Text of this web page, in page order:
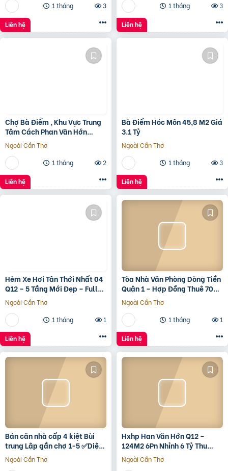
1 tháng
3
Liên hệ
1 tháng
3
Liên hệ
Chợ Bà Điểm , Khu Vực Trung
Tâm Cách Phan Văn Hớn
100m
Ngoài Cần Thơ
1 tháng
2
Liên hệ
Bà Điểm Hóc Môn 45,8 M2 Giá
3.1 Tỷ
Ngoài Cần Thơ
1 tháng
3
Liên hệ
Hẻm Xe Hơi Tân Thới Nhất 04
Q12 – 5 Tầng Mới Đẹp – Full
Nội Thất – Giá 7.3 Tỷ
Ngoài Cần Thơ
1 tháng
1
Liên hệ
Tòa Nhà Văn Phòng Dòng Tiền
Quận 1 – Hợp Đồng Thuê 700
Triệu/Tháng – 490 Tỷ
Ngoài Cần Thơ
1 tháng
1
Liên hệ
Bán căn nhà cấp 4 kiệt Bùi
trung Lập gần chợ 1-5 ✅Diện
tích 5*22 ✅Hướng Tây Bắc
✅Đường oto thông
Ngoài Cần Thơ
Hxhp Han Văn Hớn Q12 –
124M2 6Pn Nhỉnh 6 Tỷ Thu
15Tr/Tháng
Ngoài Cần Thơ